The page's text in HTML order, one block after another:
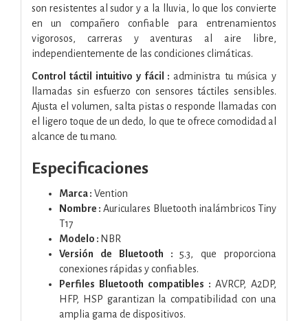
son resistentes al sudor y a la lluvia, lo que los convierte
en un compañero confiable para entrenamientos
vigorosos, carreras y aventuras al aire libre,
independientemente de las condiciones climáticas.
Control táctil intuitivo y fácil :administra tu música y
llamadas sin esfuerzo con sensores táctiles sensibles.
Ajusta el volumen, salta pistas o responde llamadas con
el ligero toque de un dedo, lo que te ofrece comodidad al
alcance de tu mano.
Especificaciones
Marca : Vention
Nombre : Auriculares Bluetooth inalámbricos Tiny
T17
Modelo : NBR
Versión de Bluetooth :5.3, que proporciona
conexiones rápidas y confiables.
Perfiles Bluetooth compatibles : AVRCP, A2DP,
HFP, HSP garantizan la compatibilidad con una
amplia gama de dispositivos.